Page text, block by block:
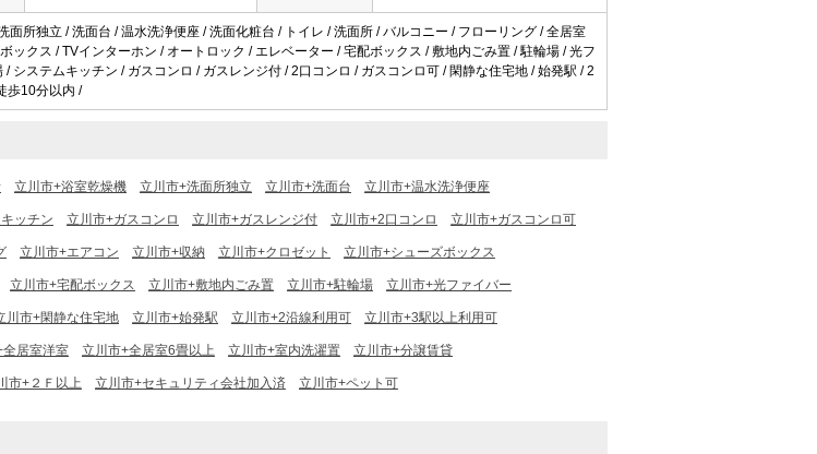
面所独立 / 洗面台 / 温水洗浄便座 / 洗面化粧台 / トイレ / 洗面所 / バルコニー / フローリング / 全居室
ックス / TVインターホン / オートロック / エレベーター / 宅配ボックス / 敷地内ごみ置 / 駐輪場 / 光フ
システムキッチン / ガスコンロ / ガスレンジ付 / 2口コンロ / ガスコンロ可 / 閑静な住宅地 / 始発駅 / 2
歩10分以内 /
立川市+浴室乾燥機 立川市+洗面所独立 立川市+洗面台 立川市+温水洗浄便座
ッチン 立川市+ガスコンロ 立川市+ガスレンジ付 立川市+2口コンロ 立川市+ガスコンロ可
立川市+エアコン 立川市+収納 立川市+クロゼット 立川市+シューズボックス
立川市+宅配ボックス 立川市+敷地内ごみ置 立川市+駐輪場 立川市+光ファイバー
川市+閑静な住宅地 立川市+始発駅 立川市+2沿線利用可 立川市+3駅以上利用可
全居室洋室 立川市+全居室6畳以上 立川市+室内洗濯置 立川市+分譲賃貸
市+２Ｆ以上 立川市+セキュリティ会社加入済 立川市+ペット可